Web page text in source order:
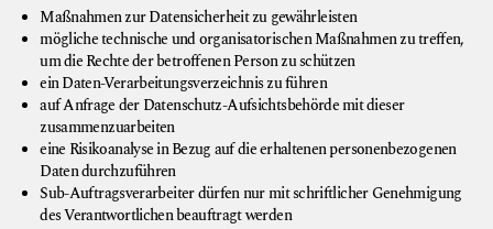
Maßnahmen zur Datensicherheit zu gewährleisten
mögliche technische und organisatorischen Maßnahmen zu treffen,
um die Rechte der betroffenen Person zu schützen
ein Daten-Verarbeitungsverzeichnis zu führen
auf Anfrage der Datenschutz-Aufsichtsbehörde mit dieser
zusammenzuarbeiten
eine Risikoanalyse in Bezug auf die erhaltenen personenbezogenen
Daten durchzuführen
Sub-Auftragsverarbeiter dürfen nur mit schriftlicher Genehmigung
des Verantwortlichen beauftragt werden